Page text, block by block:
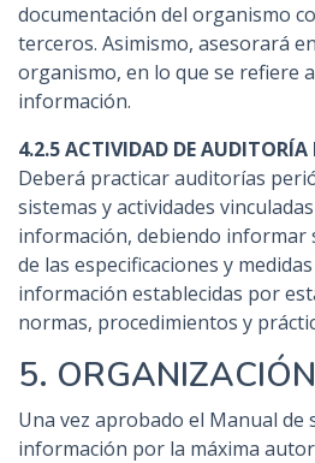
documentación del organismo
terceros. Asimismo, asesorará
organismo, en lo que se refiere
información.
4.2.5 ACTIVIDAD DE
Deberá practicar auditorías
sistemas y actividades
información, debiendo informar
de las especificaciones y
información establecidas por
normas, procedimientos y
5.
Una vez aprobado el Manual de
información por la máxima